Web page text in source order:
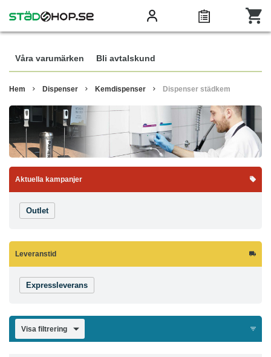
Våra varumärken Bli avtalskund
Hem Dispenser Kemdispenser Dispenser städkem
Aktuella kampanjer
Outlet
Leveranstid
Expressleverans
Visa filtrering